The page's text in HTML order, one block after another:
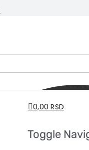
0,00 RSD
Toggle